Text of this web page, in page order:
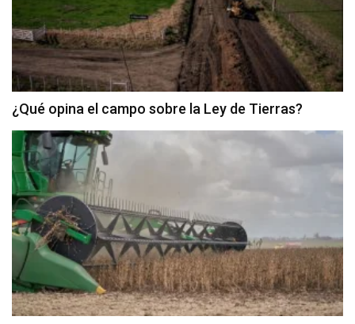
¿Qué opina el campo sobre la Ley de Tierras?